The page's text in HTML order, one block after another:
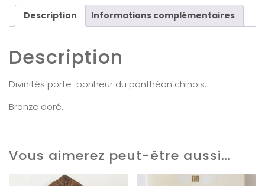
Description Informations complémentaires
Description
Divinités porte-bonheur du panthéon chinois.
Bronze doré.
Vous aimerez peut-être aussi…